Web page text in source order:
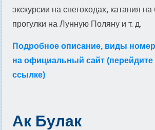
экскурсии на снегоходах, катания
прогулки на Лунную Поляну и т. д.
Подробное описание, виды
на официальный сайт (перейдите
ссылке)
Ак Булак